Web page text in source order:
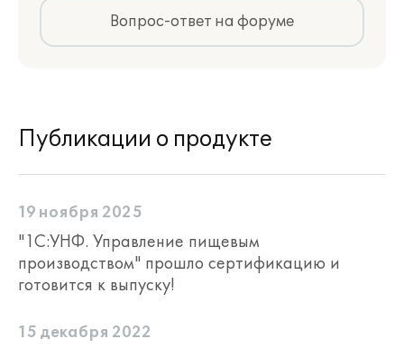
Вопрос-ответ на форуме
Публикации о продукте
19 ноября 2025
"1С:УНФ. Управление пищевым
производством" прошло сертификацию и
готовится к выпуску!
15 декабря 2022